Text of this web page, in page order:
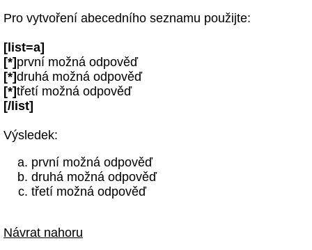
Pro vytvoření abecedního seznamu použijte:
[list=a]
[*] první možná odpověď
[*]druhá možná odpověď
[*]třetí možná odpověď
[/list]
Výsledek:
první možná odpověď
druhá možná odpověď
třetí možná odpověď
Návrat nahoru